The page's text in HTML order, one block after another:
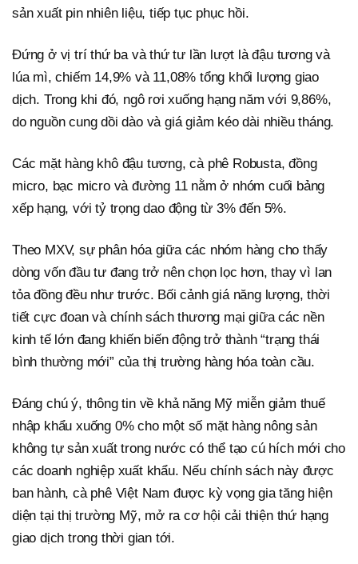
sản xuất pin nhiên liệu, tiếp tục phục hồi.
Đứng ở vị trí thứ ba và thứ tư lần lượt là đậu tương và
lúa mì, chiếm 14,9% và 11,08% tổng khối lượng giao
dịch. Trong khi đó, ngô rơi xuống hạng năm với 9,86%,
do nguồn cung dồi dào và giá giảm kéo dài nhiều tháng.
Các mặt hàng khô đậu tương, cà phê Robusta, đồng
micro, bạc micro và đường 11 nằm ở nhóm cuối bảng
xếp hạng, với tỷ trọng dao động từ 3% đến 5%.
Theo MXV, sự phân hóa giữa các nhóm hàng cho thấy
dòng vốn đầu tư đang trở nên chọn lọc hơn, thay vì lan
tỏa đồng đều như trước. Bối cảnh giá năng lượng, thời
tiết cực đoan và chính sách thương mại giữa các nền
kinh tế lớn đang khiến biến động trở thành “trạng thái
bình thường mới” của thị trường hàng hóa toàn cầu.
Đáng chú ý, thông tin về khả năng Mỹ miễn giảm thuế
nhập khẩu xuống 0% cho một số mặt hàng nông sản
không tự sản xuất trong nước có thể tạo cú hích mới cho
các doanh nghiệp xuất khẩu. Nếu chính sách này được
ban hành, cà phê Việt Nam được kỳ vọng gia tăng hiện
diện tại thị trường Mỹ, mở ra cơ hội cải thiện thứ hạng
giao dịch trong thời gian tới.